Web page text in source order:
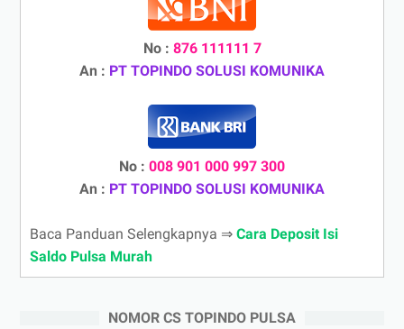
No : 876 111111 7
An : PT TOPINDO SOLUSI KOMUNIKA
No : 008 901 000 997 300
An : PT TOPINDO SOLUSI KOMUNIKA
Baca Panduan Selengkapnya ⇒ Cara Deposit Isi
Saldo Pulsa Murah
NOMOR CS TOPINDO PULSA